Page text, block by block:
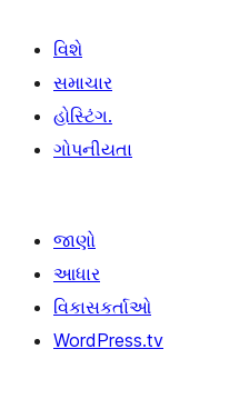
વિશે
સમાચાર
હોસ્ટિંગ.
ગોપનીયતા
જાણો
આધાર
વિકાસકર્તાઓ
WordPress.tv